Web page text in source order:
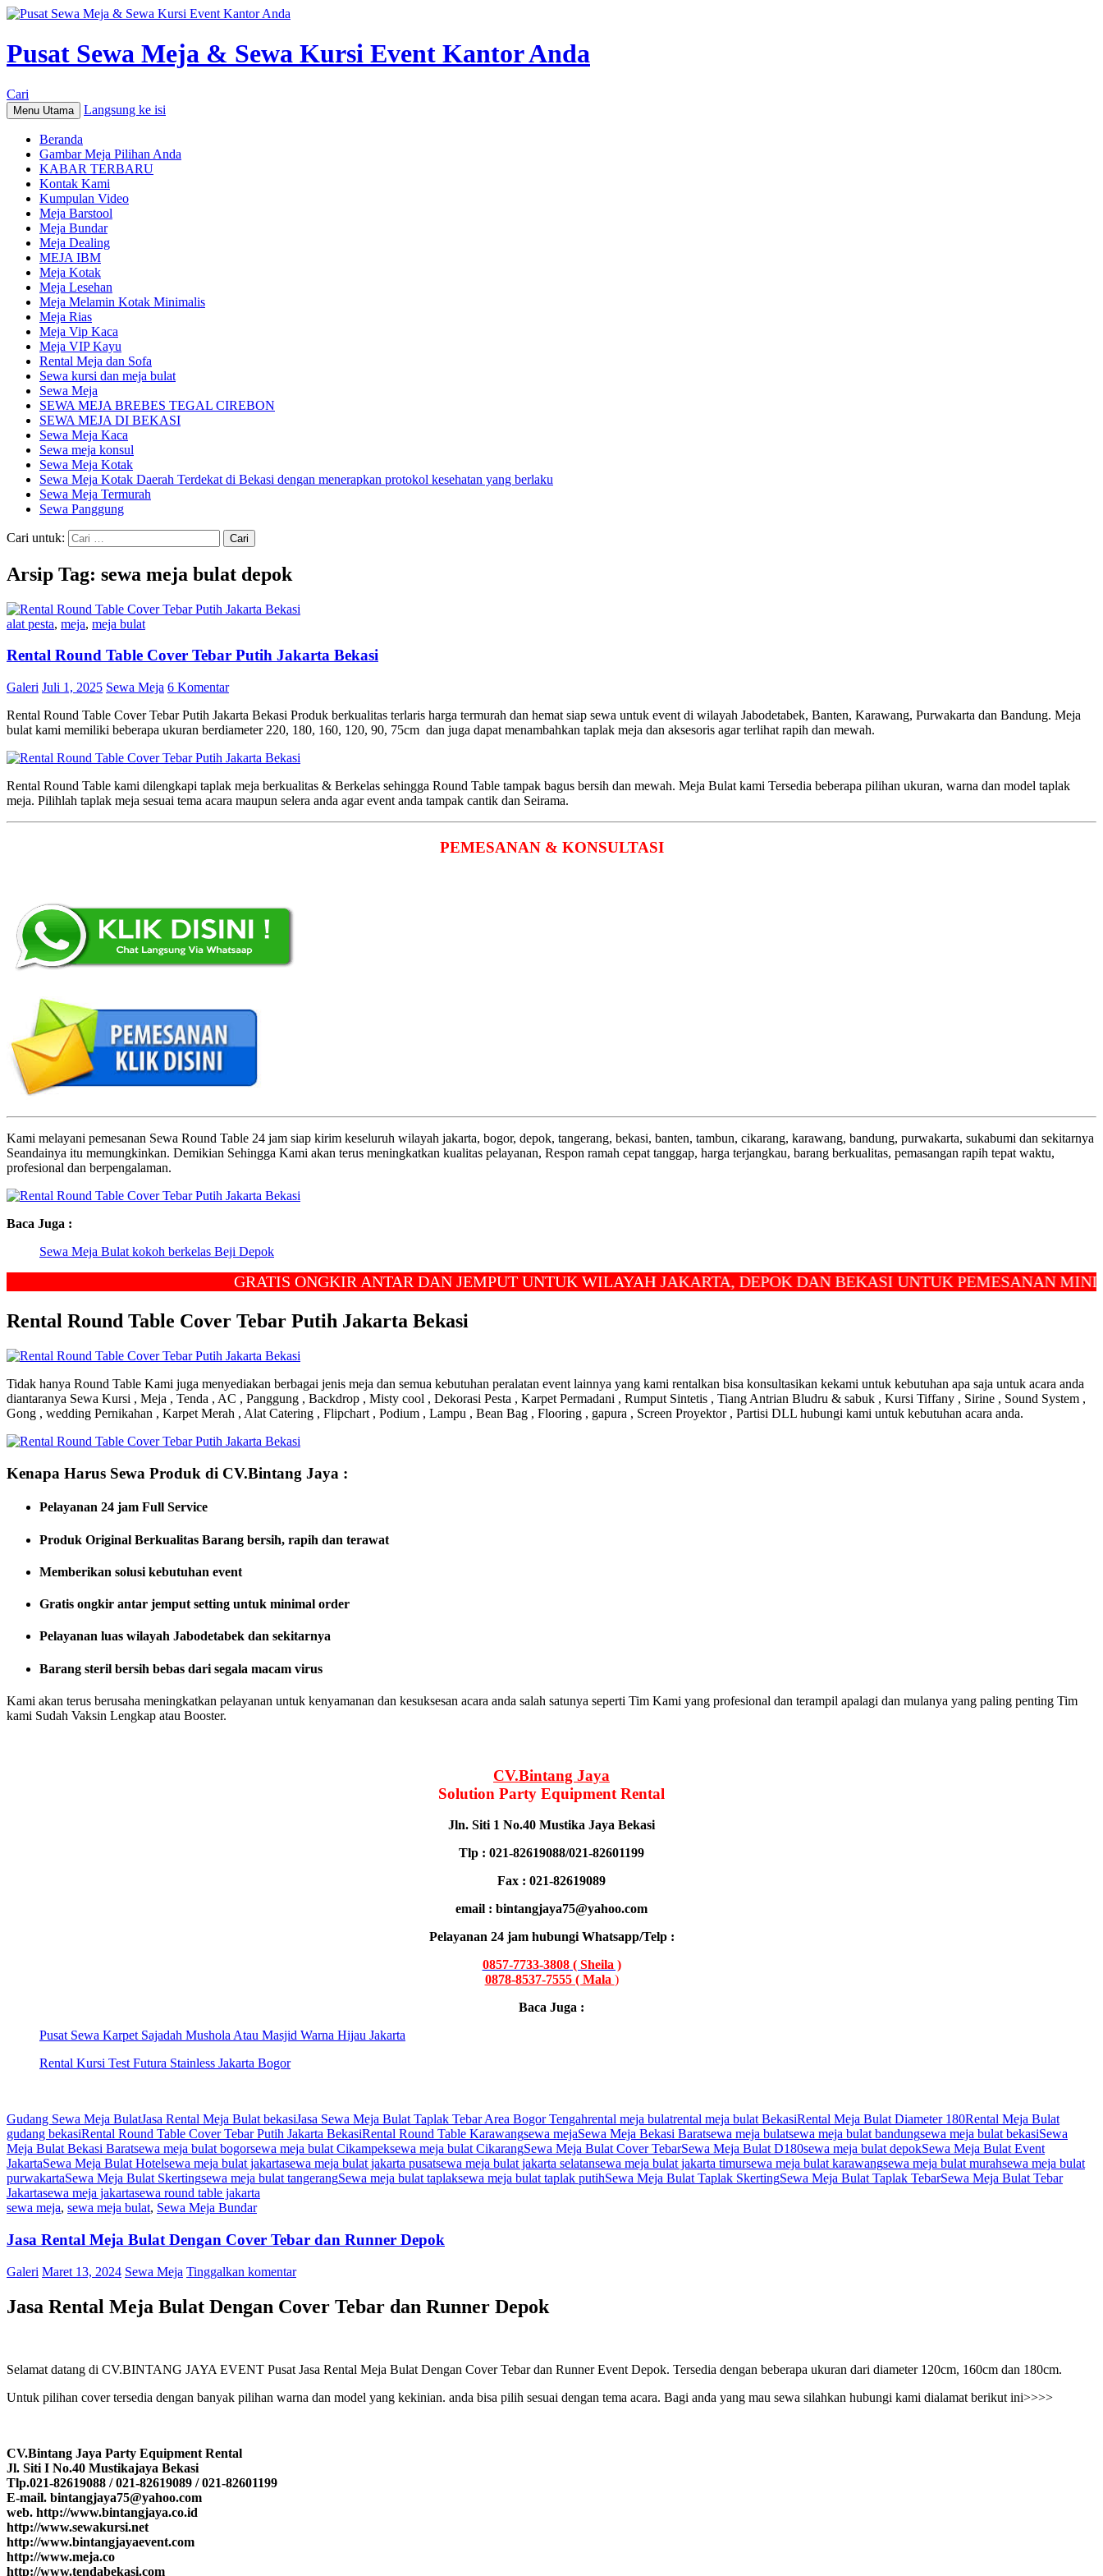
Pusat Sewa Meja & Sewa Kursi Event Kantor Anda
Cari
Menu Utama Langsung ke isi
Beranda
Gambar Meja Pilihan Anda
KABAR TERBARU
Kontak Kami
Kumpulan Video
Meja Barstool
Meja Bundar
Meja Dealing
MEJA IBM
Meja Kotak
Meja Lesehan
Meja Melamin Kotak Minimalis
Meja Rias
Meja Vip Kaca
Meja VIP Kayu
Rental Meja dan Sofa
Sewa kursi dan meja bulat
Sewa Meja
SEWA MEJA BREBES TEGAL CIREBON
SEWA MEJA DI BEKASI
Sewa Meja Kaca
Sewa meja konsul
Sewa Meja Kotak
Sewa Meja Kotak Daerah Terdekat di Bekasi dengan menerapkan protokol kesehatan yang berlaku
Sewa Meja Termurah
Sewa Panggung
Cari untuk:
Arsip Tag: sewa meja bulat depok
alat pesta, meja, meja bulat
Rental Round Table Cover Tebar Putih Jakarta Bekasi
Galeri Juli 1, 2025 Sewa Meja 6 Komentar
Rental Round Table Cover Tebar Putih Jakarta Bekasi Produk berkualitas terlaris harga termurah dan hemat siap sewa untuk event di wilayah Jabodetabek, Banten, Karawang, Purwakarta dan Bandung. Meja
bulat kami memiliki beberapa ukuran berdiameter 220, 180, 160, 120, 90, 75cm dan juga dapat menambahkan taplak meja dan aksesoris agar terlihat rapih dan mewah.
Rental Round Table kami dilengkapi taplak meja berkualitas & Berkelas sehingga Round Table tampak bagus bersih dan mewah. Meja Bulat kami Tersedia beberapa pilihan ukuran, warna dan model taplak
meja. Pilihlah taplak meja sesuai tema acara maupun selera anda agar event anda tampak cantik dan Seirama.
PEMESANAN & KONSULTASI
Kami melayani pemesanan Sewa Round Table 24 jam siap kirim keseluruh wilayah jakarta, bogor, depok, tangerang, bekasi, banten, tambun, cikarang, karawang, bandung, purwakarta, sukabumi dan sekitarnya
Seandainya itu memungkinkan. Demikian Sehingga Kami akan terus meningkatkan kualitas pelayanan, Respon ramah cepat tanggap, harga terjangkau, barang berkualitas, pemasangan rapih tepat waktu,
profesional dan berpengalaman.
Baca Juga :
Sewa Meja Bulat kokoh berkelas Beji Depok
GRATIS ONGKIR ANTAR DAN JEMPUT UNTUK WILAYAH JAKARTA, DEPOK DAN BEKASI UNTUK PEMESANAN MINIMAL
Rental Round Table Cover Tebar Putih Jakarta Bekasi
Tidak hanya Round Table Kami juga menyediakan berbagai jenis meja dan semua kebutuhan peralatan event lainnya yang kami rentalkan bisa konsultasikan kekami untuk kebutuhan apa saja untuk acara anda
diantaranya Sewa Kursi , Meja , Tenda , AC , Panggung , Backdrop , Misty cool , Dekorasi Pesta , Karpet Permadani , Rumput Sintetis , Tiang Antrian Bludru & sabuk , Kursi Tiffany , Sirine , Sound System ,
Gong , wedding Pernikahan , Karpet Merah , Alat Catering , Flipchart , Podium , Lampu , Bean Bag , Flooring , gapura , Screen Proyektor , Partisi DLL hubungi kami untuk kebutuhan acara anda.
Kenapa Harus Sewa Produk di CV.Bintang Jaya :
Pelayanan 24 jam Full Service
Produk Original Berkualitas Barang bersih, rapih dan terawat
Memberikan solusi kebutuhan event
Gratis ongkir antar jemput setting untuk minimal order
Pelayanan luas wilayah Jabodetabek dan sekitarnya
Barang steril bersih bebas dari segala macam virus
Kami akan terus berusaha meningkatkan pelayanan untuk kenyamanan dan kesuksesan acara anda salah satunya seperti Tim Kami yang profesional dan terampil apalagi dan mulanya yang paling penting Tim
kami Sudah Vaksin Lengkap atau Booster.
CV.Bintang Jaya
Solution Party Equipment Rental
Jln. Siti 1 No.40 Mustika Jaya Bekasi
Tlp : 021-82619088/021-82601199
Fax : 021-82619089
email : bintangjaya75@yahoo.com
Pelayanan 24 jam hubungi Whatsapp/Telp :
0857-7733-3808( Sheila )
0878-8537-7555 ( Mala )
Baca Juga :
Pusat Sewa Karpet Sajadah Mushola Atau Masjid Warna Hijau Jakarta
Rental Kursi Test Futura Stainless Jakarta Bogor
Gudang Sewa Meja BulatJasa Rental Meja Bulat bekasiJasa Sewa Meja Bulat Taplak Tebar Area Bogor Tengahrental meja bulatrental meja bulat BekasiRental Meja Bulat Diameter 180Rental Meja Bulat
gudang bekasiRental Round Table Cover Tebar Putih Jakarta BekasiRental Round Table Karawangsewa mejaSewa Meja Bekasi Baratsewa meja bulatsewa meja bulat bandungsewa meja bulat bekasiSewa
Meja Bulat Bekasi Baratsewa meja bulat bogorsewa meja bulat Cikampeksewa meja bulat CikarangSewa Meja Bulat Cover TebarSewa Meja Bulat D180sewa meja bulat depokSewa Meja Bulat Event
JakartaSewa Meja Bulat Hotelsewa meja bulat jakartasewa meja bulat jakarta pusatsewa meja bulat jakarta selatansewa meja bulat jakarta timursewa meja bulat karawangsewa meja bulat murahsewa meja bulat
purwakartaSewa Meja Bulat Skertingsewa meja bulat tangerangSewa meja bulat taplaksewa meja bulat taplak putihSewa Meja Bulat Taplak SkertingSewa Meja Bulat Taplak TebarSewa Meja Bulat Tebar
Jakartasewa meja jakartasewa round table jakarta
sewa meja, sewa meja bulat, Sewa Meja Bundar
Jasa Rental Meja Bulat Dengan Cover Tebar dan Runner Depok
Galeri Maret 13, 2024 Sewa Meja Tinggalkan komentar
Jasa Rental Meja Bulat Dengan Cover Tebar dan Runner Depok
Selamat datang di CV.BINTANG JAYA EVENT Pusat Jasa Rental Meja Bulat Dengan Cover Tebar dan Runner Event Depok. Tersedia dengan beberapa ukuran dari diameter 120cm, 160cm dan 180cm.
Untuk pilihan cover tersedia dengan banyak pilihan warna dan model yang kekinian. anda bisa pilih sesuai dengan tema acara. Bagi anda yang mau sewa silahkan hubungi kami dialamat berikut ini>>>>
CV.Bintang Jaya Party Equipment Rental
Jl. Siti I No.40 Mustikajaya Bekasi
Tlp.021-82619088 / 021-82619089 / 021-82601199
E-mail. bintangjaya75@yahoo.com
web. http://www.bintangjaya.co.id
http://www.sewakursi.net
http://www.bintangjayaevent.com
http://www.meja.co
http://www.tendabekasi.com